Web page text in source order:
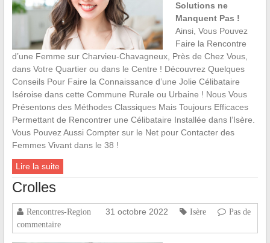
Solutions ne
Manquent Pas !
Ainsi, Vous Pouvez
Faire la Rencontre
d’une Femme sur Charvieu-Chavagneux, Près de Chez Vous,
dans Votre Quartier ou dans le Centre ! Découvrez Quelques
Conseils Pour Faire la Connaissance d’une Jolie Célibataire
Iséroise dans cette Commune Rurale ou Urbaine ! Nous Vous
Présentons des Méthodes Classiques Mais Toujours Efficaces
Permettant de Rencontrer une Célibataire Installée dans l’Isère.
Vous Pouvez Aussi Compter sur le Net pour Contacter des
Femmes Vivant dans le 38 !
Lire la suite
Crolles
Rencontres-Region 31 octobre 2022 Isère
Pas de
commentaire